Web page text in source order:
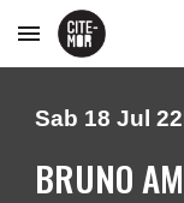
Skip to main content
Sab 18 Jul 22
BRUNO